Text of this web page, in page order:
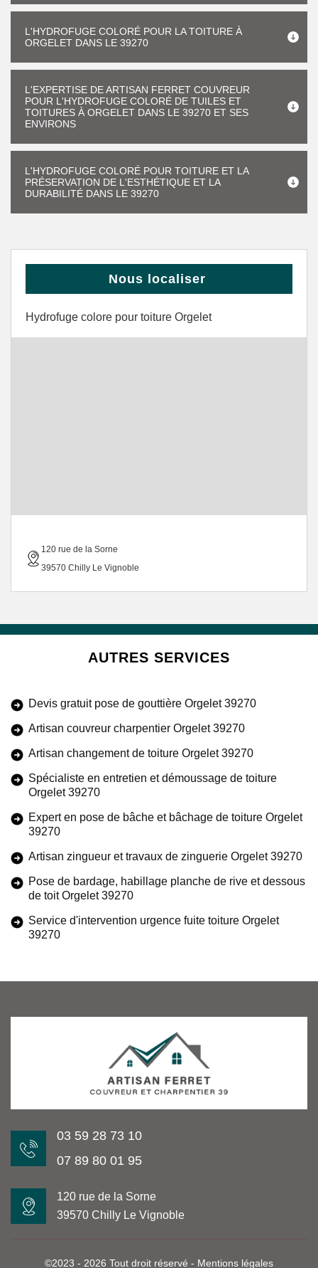
L'HYDROFUGE COLORÉ POUR LA TOITURE À
ORGELET DANS LE 39270
L'EXPERTISE DE ARTISAN FERRET COUVREUR
POUR L'HYDROFUGE COLORÉ DE TUILES ET
TOITURES À ORGELET DANS LE 39270 ET SES
ENVIRONS
L'HYDROFUGE COLORÉ POUR TOITURE ET LA
PRÉSERVATION DE L'ESTHÉTIQUE ET LA
DURABILITÉ DANS LE 39270
Nous localiser
Hydrofuge colore pour toiture Orgelet
120 rue de la Sorne
39570 Chilly Le Vignoble
AUTRES SERVICES
Devis gratuit pose de gouttière Orgelet 39270
Artisan couvreur charpentier Orgelet 39270
Artisan changement de toiture Orgelet 39270
Spécialiste en entretien et démoussage de toiture
Orgelet 39270
Expert en pose de bâche et bâchage de toiture Orgelet
39270
Artisan zingueur et travaux de zinguerie Orgelet 39270
Pose de bardage, habillage planche de rive et dessous
de toit Orgelet 39270
Service d'intervention urgence fuite toiture Orgelet
39270
03 59 28 73 10
07 89 80 01 95
120 rue de la Sorne
39570 Chilly Le Vignoble
©2023 - 2026 Tout droit réservé - Mentions légales